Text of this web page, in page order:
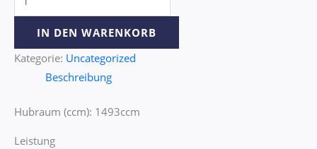
IN DEN WARENKORB
Kategorie: Uncategorized
Beschreibung
Hubraum (ccm): 1493ccm
Leistung